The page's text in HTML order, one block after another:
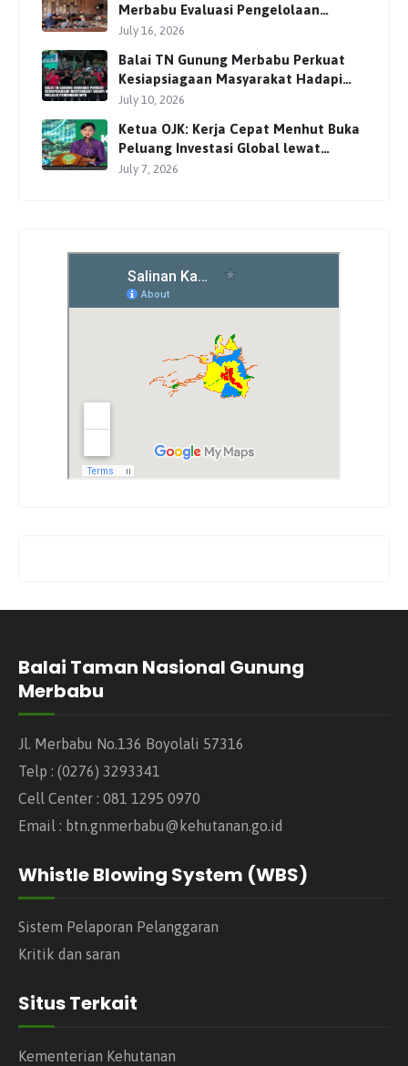
Merbabu Evaluasi Pengelolaan
Wisata Pendakian Bersama Mitra
July 16, 2026
Balai TN Gunung Merbabu Perkuat
Kesiapsiagaan Masyarakat Hadapi
Karhutla Melalui Pembinaan MPA
July 10, 2026
Ketua OJK: Kerja Cepat Menhut Buka
Peluang Investasi Global lewat
Perdagangan Karbon
July 7, 2026
Balai Taman Nasional Gunung
Merbabu
Jl. Merbabu No.136 Boyolali 57316
Telp : (0276) 3293341
Cell Center : 081 1295 0970
Email : btn.gnmerbabu@kehutanan.go.id
Whistle Blowing System (WBS)
Sistem Pelaporan Pelanggaran
Kritik dan saran
Situs Terkait
Kementerian Kehutanan